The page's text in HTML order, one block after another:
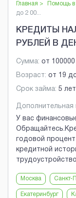
Главная > Помощь в
до 2 00...
КРЕДИТЫ
РУБЛЕЙ В
Сумма: от 100000
Возраст: от 19
Срок займа: 5 лет
Дополнительная
У вас
годовой
кредитной
Москва Санкт-
Екатеринбург